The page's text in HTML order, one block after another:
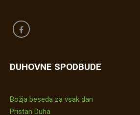
DUHOVNE SPODBUDE
Božja beseda za vsak dan
Pristan Duha